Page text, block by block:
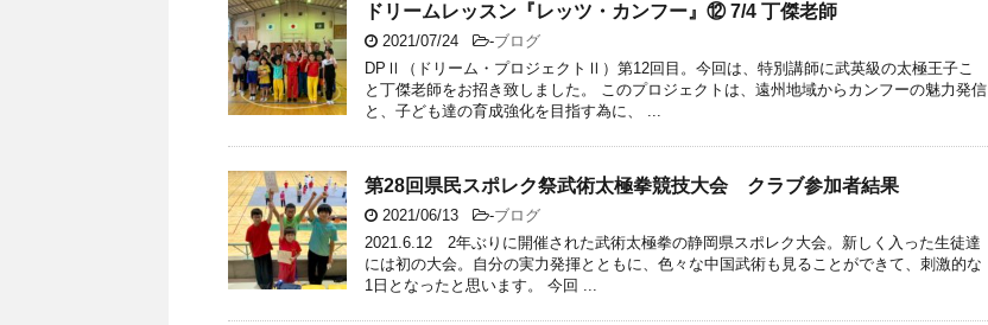
ドリームレッスン『レッツ・カンフー』⑫ 7/4 丁傑老師
2021/07/24 -ブログ
DPⅡ（ドリーム・プロジェクトⅡ）第12回目。今回は、特別講師に武英級の太極王子こ
と丁傑老師をお招き致しました。 このプロジェクトは、遠州地域からカンフーの魅力発信
と、子ども達の育成強化を目指す為に、 ...
第28回県民スポレク祭武術太極拳競技大会 クラブ参加者結果
2021/06/13 -ブログ
2021.6.12 2年ぶりに開催された武術太極拳の静岡県スポレク大会。新しく入った生徒達
には初の大会。自分の実力発揮とともに、色々な中国武術も見ることができて、刺激的な
1日となったと思います。 今回 ...